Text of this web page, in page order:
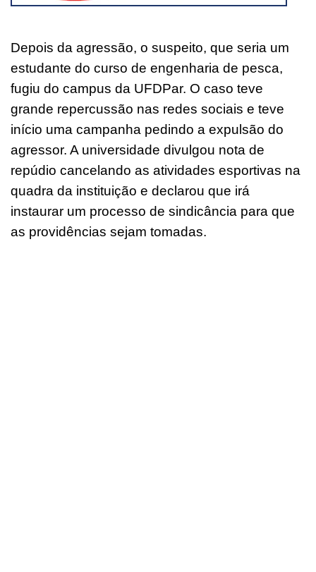
Depois da agressão, o suspeito, que seria um
estudante do curso de engenharia de pesca,
fugiu do campus da UFDPar. O caso teve
grande repercussão nas redes sociais e teve
início uma campanha pedindo a expulsão do
agressor. A universidade divulgou nota de
repúdio cancelando as atividades esportivas na
quadra da instituição e declarou que irá
instaurar um processo de sindicância para que
as providências sejam tomadas.